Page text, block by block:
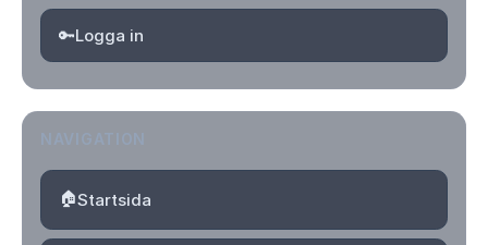
🔑Logga in
🏠Startsida